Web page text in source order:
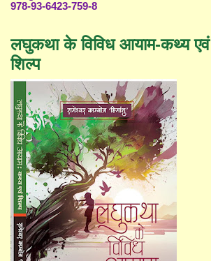
978-93-6423-759-8
लघुकथा के विविध आयाम-कथ्य एवं
शिल्प